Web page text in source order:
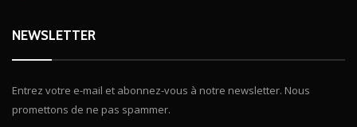
NEWSLETTER
Entrez votre e-mail et abonnez-vous à notre newsletter. Nous
promettons de ne pas spammer.